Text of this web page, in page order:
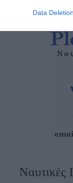
Data Deletion
Ναυτικές